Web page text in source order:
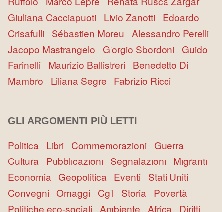
Giuliana Cacciapuoti Livio Zanotti Edoardo
Crisafulli Sébastien Moreu Alessandro Perelli
Jacopo Mastrangelo
Giorgio Sbordoni Guido
Farinelli Maurizio Ballistreri Benedetto Di
Mambro
Liliana Segre Fabrizio Ricci
GLI ARGOMENTI PIÙ LETTI
Politica Libri Commemorazioni Guerra
Cultura Pubblicazioni Segnalazioni Migranti
Economia Geopolitica Eventi Stati Uniti
Convegni Omaggi Cgil Storia Povertà
Politiche eco-sociali Ambiente Africa Diritti